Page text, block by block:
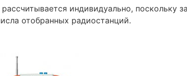
индивидуально, поскольку
отобранных радиостанций.